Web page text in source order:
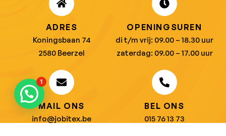
ADRES
Koningsbaan 74
2580 Beerzel
OPENINGSUREN
di t/m vrij: 09.00 – 18.30 uur
zaterdag: 09.00 – 17.00 uur
MAIL ONS
info@jobitex.be
BEL ONS
015 76 13 73
1